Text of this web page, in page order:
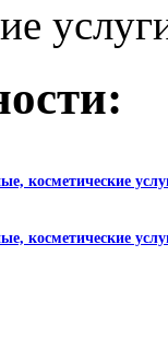
косметические
косметические